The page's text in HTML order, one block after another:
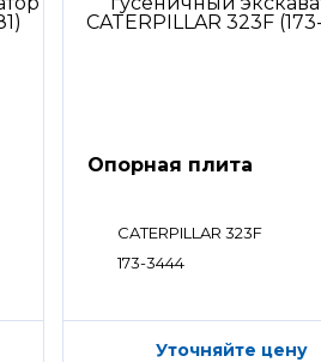
Опорная плита
CATERPILLAR 323F
173-3444
Уточняйте цену